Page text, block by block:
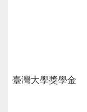
臺灣大學獎學金